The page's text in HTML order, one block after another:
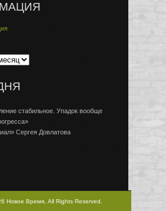
стабильное. Упадок вообще
Сергея Довлатова
Новое Время, All Rights Reserved.